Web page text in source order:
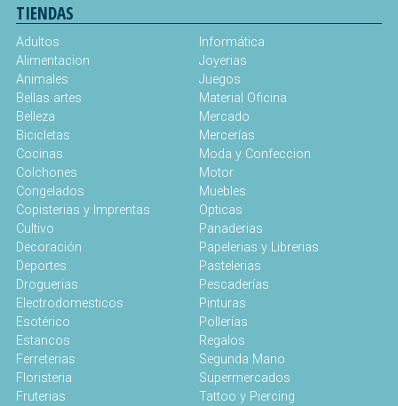
TIENDAS
Adultos
Alimentacion
Animales
Bellas artes
Belleza
Bicicletas
Cocinas
Colchones
Congelados
Copisterias y Imprentas
Cultivo
Decoración
Deportes
Droguerias
Electrodomesticos
Esotérico
Estancos
Ferreterias
Floristeria
Fruterias
Informática
Joyerias
Juegos
Material Oficina
Mercado
Mercerías
Moda y Confeccion
Motor
Muebles
Opticas
Panaderias
Papelerias y Librerias
Pastelerias
Pescaderías
Pinturas
Pollerías
Regalos
Segunda Mano
Supermercados
Tattoo y Piercing